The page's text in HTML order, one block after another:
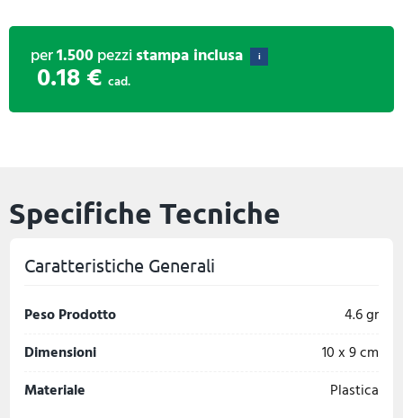
per1.500pezzistampa inclusa i
0.18 € cad.
Specifiche Tecniche
Caratteristiche Generali
Peso Prodotto
4.6 gr
Dimensioni
10 x 9 cm
Materiale
Plastica